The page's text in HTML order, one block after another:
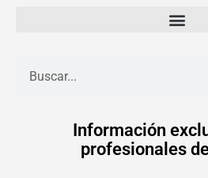
Información
profesionales